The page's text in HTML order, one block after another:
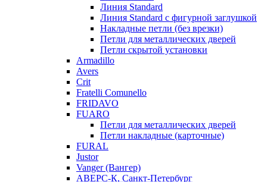
Линия Standard
Линия Standard с фигурной заглушкой
Накладные петли (без врезки)
Петли для металлических дверей
Петли скрытой установки
Armadillo
Avers
Crit
Fratelli Comunello
FRIDAVO
FUARO
Петли для металлических дверей
Петли накладные (карточные)
FURAL
Justor
Vanger (Вангер)
АВЕРС-К, Санкт-Петербург